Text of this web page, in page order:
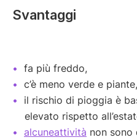
Svantaggi
fa più freddo,
c’è meno verde e piante,
il rischio di pioggia è
elevato rispetto
alcuneattività non sono